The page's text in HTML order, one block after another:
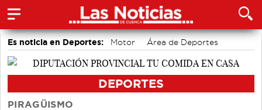
Es noticia en Deportes: Motor
Área de Deportes
Bádminton
DEPORTES
PIRAGÜISMO